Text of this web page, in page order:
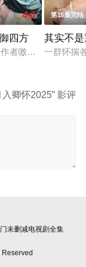
动人的情感，以
4.0
四方
者嗷小泽的独家连
第16集完结
其实不
一群怀揣
入卿怀2025” 影评
未删减电视剧全集